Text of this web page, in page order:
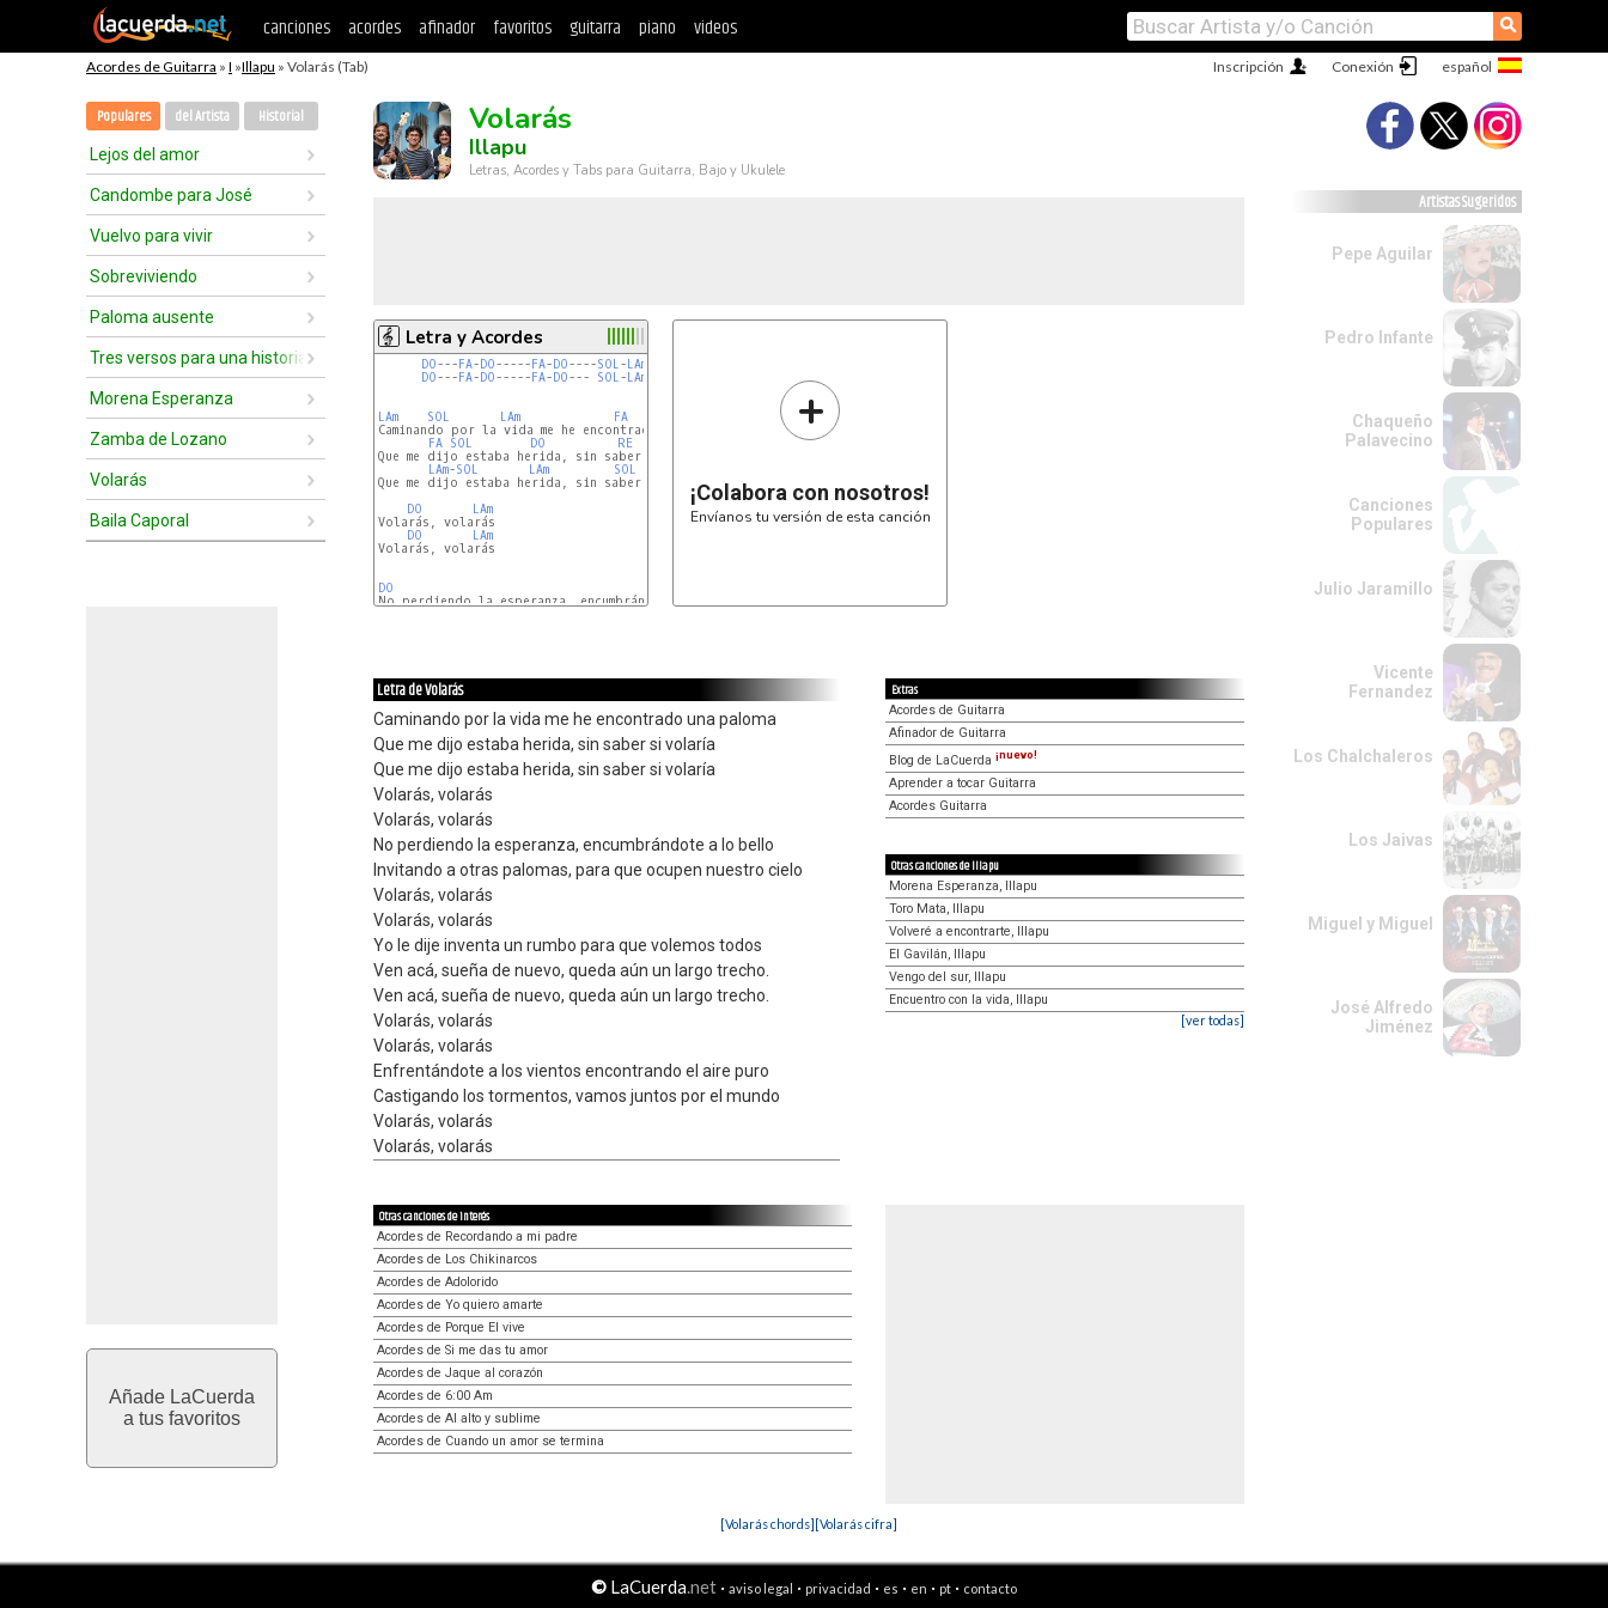
canciones acordes afinador favoritos guitarra piano videos ⚲
Acordes de Guitarra » I »Illapu » Volarás (Tab) Conexión
Inscripción
Populares del Artista Historial
Lejos del amor
Candombe para José
Vuelvo para vivir
Sobreviviendo
Paloma ausente
Tres versos para una historia
Morena Esperanza
Zamba de Lozano
Volarás
Baila Caporal
Añade LaCuerda
a tus favoritos
Volarás
Illapu
Letras, Acordes y Tabs para Guitarra, Bajo y Ukulele
Letra y Acordes
DO---FA-DO-----FA-DO----SOL-LAm
DO---FA-DO-----FA-DO--- SOL-LAm
LAm SOL LAm FA
Caminando por la vida me he encontrado una paloma
FA SOL DO RE
Que me dijo estaba herida, sin saber si volaría
LAm-SOL LAm SOL
Que me dijo estaba herida, sin saber si volaría
DO
LAm
Volarás, volarás
DO
LAm
Volarás, volarás
DO
+
¡Colabora con nosotros!
Envíanos tu versión de esta canción
Letra de Volarás
Caminando por la vida me he encontrado una paloma
Que me dijo estaba herida, sin saber si volaría
Que me dijo estaba herida, sin saber si volaría
Volarás, volarás
Volarás, volarás
No perdiendo la esperanza, encumbrándote a lo bello
Invitando a otras palomas, para que ocupen nuestro cielo
Volarás, volarás
Volarás, volarás
Yo le dije inventa un rumbo para que volemos todos
Ven acá, sueña de nuevo, queda aún un largo trecho.
Ven acá, sueña de nuevo, queda aún un largo trecho.
Volarás, volarás
Volarás, volarás
Enfrentándote a los vientos encontrando el aire puro
Castigando los tormentos, vamos juntos por el mundo
Volarás, volarás
Volarás, volarás
Extras
Acordes de Guitarra
Afinador de Guitarra
Blog de LaCuerda ¡nuevo!
Aprender a tocar Guitarra
Acordes Guitarra
Otras canciones de Illapu
Morena Esperanza, Illapu
Toro Mata, Illapu
Volveré a encontrarte, Illapu
El Gavilán, Illapu
Vengo del sur, Illapu
Encuentro con la vida, Illapu
[ver todas]
Otras canciones de interés
Acordes de Recordando a mi padre
Acordes de Los Chikinarcos
Acordes de Adolorido
Acordes de Yo quiero amarte
Acordes de Porque El vive
Acordes de Si me das tu amor
Acordes de Jaque al corazón
Acordes de 6:00 Am
Acordes de Al alto y sublime
Acordes de Cuando un amor se termina
[Volarás chords][Volarás cifra]
Artistas Sugeridos
Pepe Aguilar
Pedro Infante
Chaqueño
Palavecino
Canciones
Populares
Julio Jaramillo
Vicente
Fernandez
Los Chalchaleros
Los Jaivas
Miguel y Miguel
José Alfredo
Jiménez
© LaCuerda.net · aviso legal · privacidad · es · en · pt · contacto